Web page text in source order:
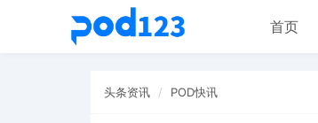
首页
头条资讯 POD快讯